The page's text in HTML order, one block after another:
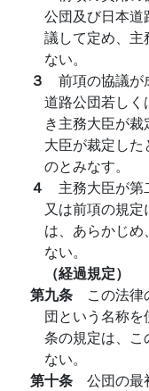
公団及び日本
議して定め、主
ない。
３ 前項の協議が
道路公団若し
き主務大臣が
大臣が裁定し
のとみなす。
４ 主務大臣が第
又は前項の規
は、あらかじ
ない。
（経過規定）
第九条 この法
団という名称
条の規定は、こ
ない。
第十条 公団の最